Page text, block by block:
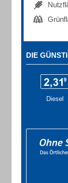
DIE
Diesel